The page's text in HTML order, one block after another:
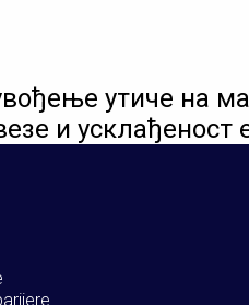
утиче на
и усклађеност